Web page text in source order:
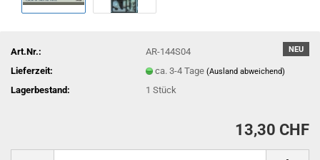
NEU
Art.Nr.:
AR-144S04
Lieferzeit:
ca. 3-4 Tage(Ausland abweichend)
Lagerbestand: 1Stück
13,30 CHF